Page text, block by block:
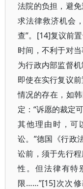
法院的负担，避
求法律救济机会
查”。[14]复议前
时间，不利于对
为行政内部监督
即使在实行复议
情况的存在，如
定：“诉愿的裁定
其他理由时，可
讼。”德国《行政
讼前，须于先行
性。但法律有特
限……”[15]次次